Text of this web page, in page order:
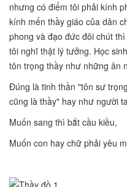
nhưng có điểm tôi phải kính
kính mến thầy giáo của dân
phong và đạo đức đôi chút
tôi nghĩ thật lý tưởng. Học
tôn trọng thầy như những ân
Đúng là tinh thần "tôn sư
cũng là thầy" hay như người
Muốn sang thì bắt cầu kiều,
Muốn con hay chữ phải yêu